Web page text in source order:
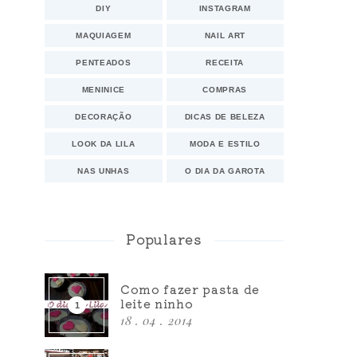
DIY INSTAGRAM
MAQUIAGEM NAIL ART
PENTEADOS RECEITA
MENINICE COMPRAS
DECORAÇÃO DICAS DE BELEZA
LOOK DA LILA MODA E ESTILO
NAS UNHAS O DIA DA GAROTA
Populares
Como fazer pasta de
leite ninho
18 . 04 . 2014